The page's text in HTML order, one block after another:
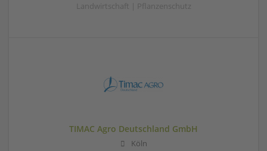
Landwirtschaft | Pflanzenschutz
TIMAC Agro Deutschland GmbH
Köln